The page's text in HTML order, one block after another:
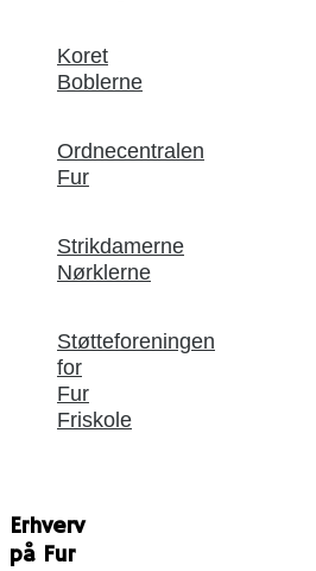
Koret
Boblerne
Ordnecentralen
Fur
Strikdamerne
Nørklerne
Støtteforeningen
for
Fur
Friskole
Erhverv
på Fur